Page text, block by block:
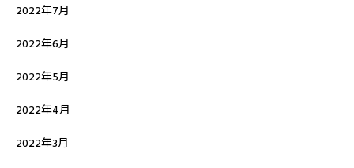
2022年7月
2022年6月
2022年5月
2022年4月
2022年3月